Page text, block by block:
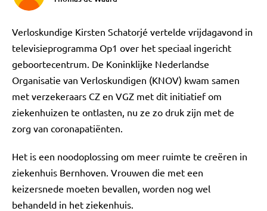
Verloskundige Kirsten Schatorjé vertelde vrijdagavond in
televisieprogramma Op1 over het speciaal ingericht
geboortecentrum. De Koninklijke Nederlandse
Organisatie van Verloskundigen (KNOV) kwam samen
met verzekeraars CZ en VGZ met dit initiatief om
ziekenhuizen te ontlasten, nu ze zo druk zijn met de
zorg van coronapatiënten.
Het is een noodoplossing om meer ruimte te creëren in
ziekenhuis Bernhoven. Vrouwen die met een
keizersnede moeten bevallen, worden nog wel
behandeld in het ziekenhuis.